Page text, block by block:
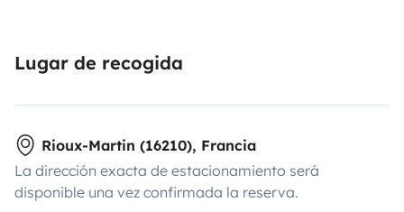
Lugar de recogida
Rioux-Martin (16210), Francia
La dirección exacta de estacionamiento será
disponible una vez confirmada la reserva.